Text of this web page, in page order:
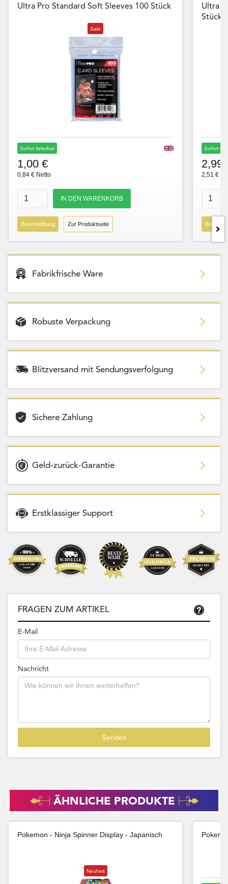
Ultra Pro Standard Soft Sleeves 100 Stück
Sale
Sofort lieferbar
1,00 €
0,84 € Netto
Beschreibung Zur Produktseite
Ultra
Stück
Sofort
2,99
2,51 €
Fabrikfrische Ware
Robuste Verpackung
Blitzversand mit Sendungsverfolgung
Sichere Zahlung
Geld-zurück-Garantie
Erstklassiger Support
FRAGEN ZUM ARTIKEL
E-Mail
Nachricht
ÄHNLICHE PRODUKTE
Pokemon - Ninja Spinner Display - Japanisch
Neuheit